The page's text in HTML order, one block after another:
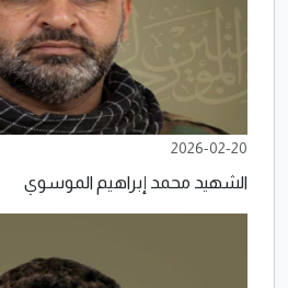
2026-02-20
الشهيد محمد إبراهيم الموسوي